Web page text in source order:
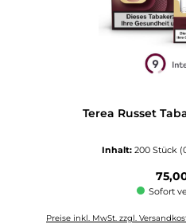
Terea Russet
Inhalt: 200 Stück
Sofort
Preise inkl. MwSt. zzgl.